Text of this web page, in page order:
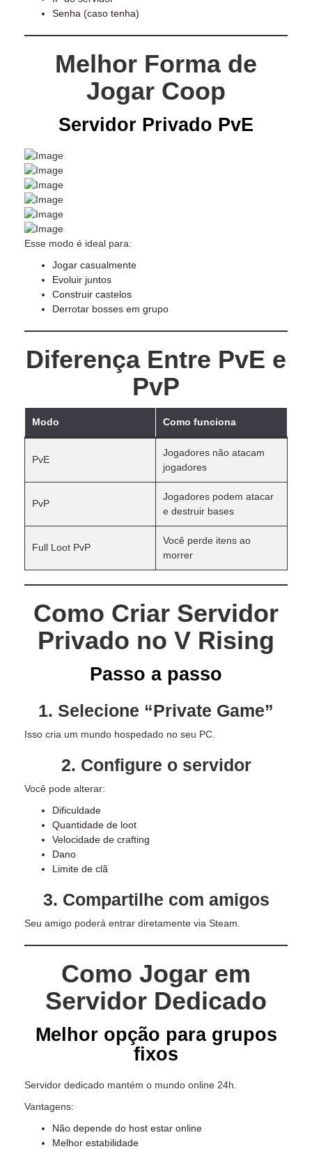
Senha (caso tenha)
Melhor Forma de
Jogar Coop
Servidor Privado PvE
Esse modo é ideal para:
Jogar casualmente
Evoluir juntos
Construir castelos
Derrotar bosses em grupo
Diferença Entre PvE e
PvP
Modo Como funciona
PvE
Jogadores não atacam
jogadores
PvP
Jogadores podem atacar
e destruir bases
Full Loot PvP
Você perde itens ao
morrer
Como Criar Servidor
Privado no V Rising
Passo a passo
1. Selecione “Private Game”
Isso cria um mundo hospedado no seu PC.
2. Configure o servidor
Você pode alterar:
Dificuldade
Quantidade de loot
Velocidade de crafting
Dano
Limite de clã
3. Compartilhe com amigos
Seu amigo poderá entrar diretamente via Steam.
Como Jogar em
Servidor Dedicado
Melhor opção para grupos
fixos
Servidor dedicado mantém o mundo online 24h.
Vantagens:
Não depende do host estar online
Melhor estabilidade